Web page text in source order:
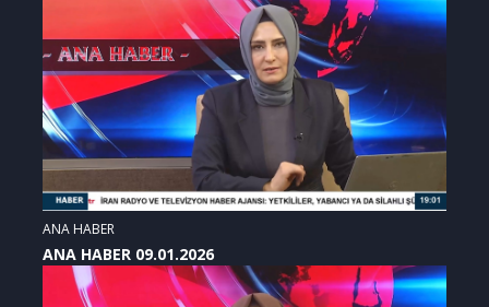
ANA HABER
ANA HABER 09.01.2026